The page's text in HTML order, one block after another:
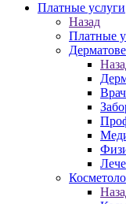
Платные услуги
Назад
Платные